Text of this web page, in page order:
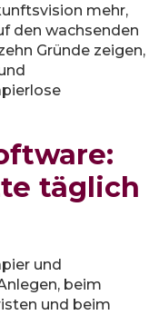
mehr,
den wachsenden
Gründe zeigen,
täglich
und
beim
und beim